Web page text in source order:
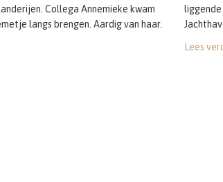
Collega Annemieke kwam
langs brengen. Aardig van haar.
Lees